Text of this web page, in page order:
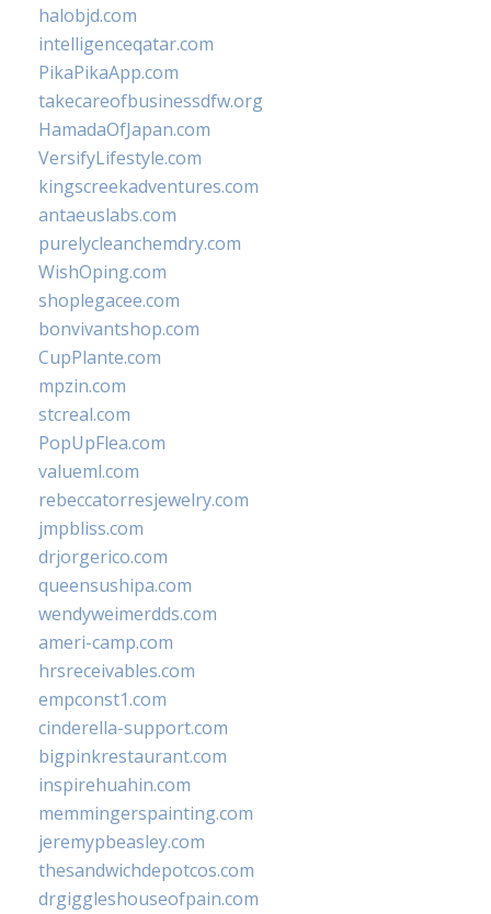
halobjd.com
intelligenceqatar.com
PikaPikaApp.com
takecareofbusinessdfw.org
HamadaOfJapan.com
VersifyLifestyle.com
kingscreekadventures.com
antaeuslabs.com
purelycleanchemdry.com
WishOping.com
shoplegacee.com
bonvivantshop.com
CupPlante.com
mpzin.com
stcreal.com
PopUpFlea.com
valueml.com
rebeccatorresjewelry.com
jmpbliss.com
drjorgerico.com
queensushipa.com
wendyweimerdds.com
ameri-camp.com
hrsreceivables.com
empconst1.com
cinderella-support.com
bigpinkrestaurant.com
inspirehuahin.com
memmingerspainting.com
jeremypbeasley.com
thesandwichdepotcos.com
drgiggleshouseofpain.com